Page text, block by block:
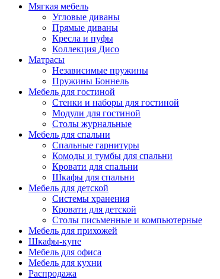
Мягкая мебель
Угловые диваны
Прямые диваны
Кресла и пуфы
Коллекция Дисо
Матрасы
Независимые пружины
Пружины Боннель
Мебель для гостиной
Стенки и наборы для гостиной
Модули для гостиной
Столы журнальные
Мебель для спальни
Спальные гарнитуры
Комоды и тумбы для спальни
Кровати для спальни
Шкафы для спальни
Мебель для детской
Системы хранения
Кровати для детской
Столы письменные и компьютерные
Мебель для прихожей
Шкафы-купе
Мебель для офиса
Мебель для кухни
Распродажа